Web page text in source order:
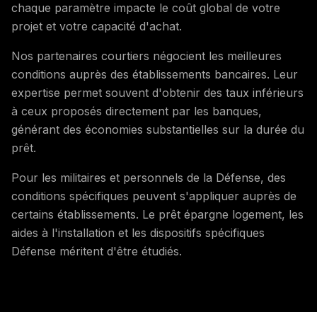
chaque paramètre impacte le coût global de votre
projet et votre capacité d'achat.
Nos partenaires courtiers négocient les meilleures
conditions auprès des établissements bancaires. Leur
expertise permet souvent d'obtenir des taux inférieurs
à ceux proposés directement par les banques,
générant des économies substantielles sur la durée du
prêt.
Pour les militaires et personnels de la Défense, des
conditions spécifiques peuvent s'appliquer auprès de
certains établissements. Le prêt épargne logement, les
aides à l'installation et les dispositifs spécifiques
Défense méritent d'être étudiés.